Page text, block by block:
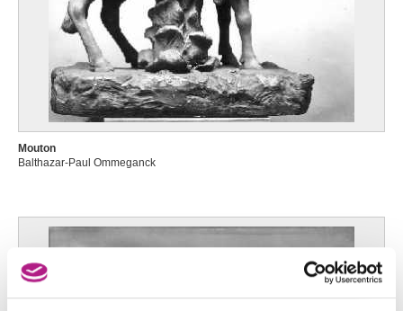
Mouton
Balthazar-Paul Ommeganck